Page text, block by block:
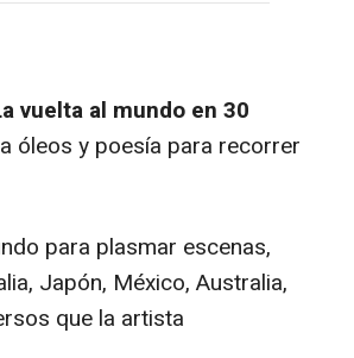
vuelta al mundo en 30
óleos y poesía para recorrer
para plasmar escenas,
Japón, México, Australia,
que la artista